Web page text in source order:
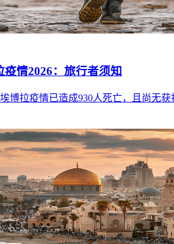
疫情2026：旅行者须知
博拉疫情已造成930人死亡，且尚无